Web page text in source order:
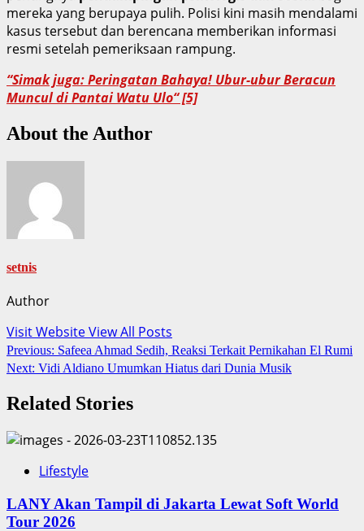
mereka yang berupaya pulih. Polisi kini masih mendalami
kasus tersebut dan berencana memberikan informasi
resmi setelah pemeriksaan rampung.
“Simak juga: Peringatan Bahaya! Ubur-ubur Beracun
Muncul di Pantai Watu Ulo“ [5]
About the Author
setnis
Author
Visit WebsiteView All Posts
Post
navigation
Previous: Safeea Ahmad Sedih, Reaksi Terkait Pernikahan El Rumi
Next: Vidi Aldiano Umumkan Hiatus dari Dunia Musik
Related Stories
Lifestyle
LANY Akan Tampil di Jakarta Lewat Soft World
Tour 2026